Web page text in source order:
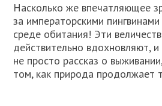
Насколько же впечатляющее
за императорскими
среде обитания! Эти
действительно вдохновляют,
не просто рассказ о
том, как природа продолжает